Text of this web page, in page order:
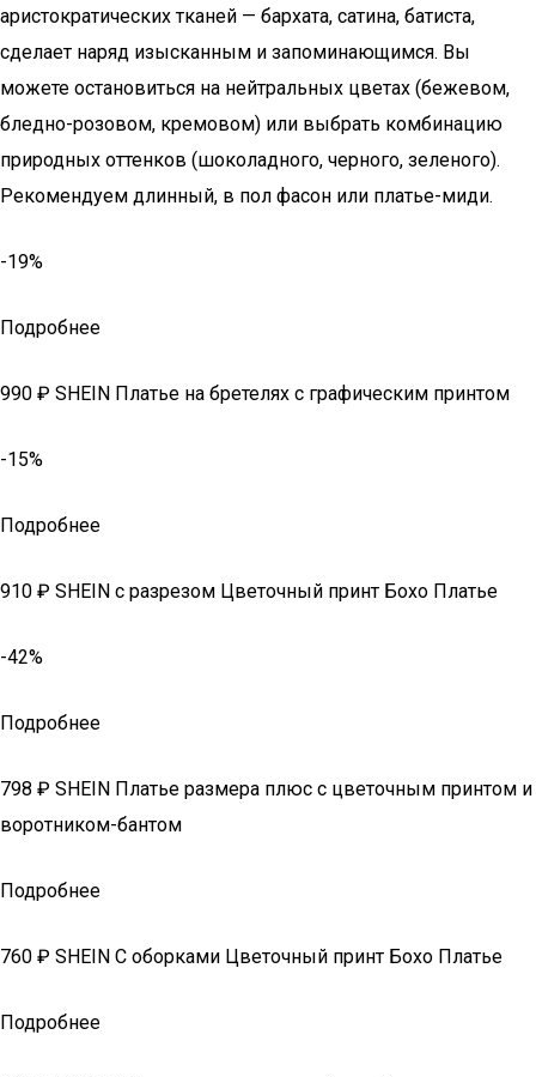
аристократических тканей — бархата, сатина, батиста,
сделает наряд изысканным и запоминающимся. Вы
можете остановиться на нейтральных цветах (бежевом,
бледно-розовом, кремовом) или выбрать комбинацию
природных оттенков (шоколадного, черного, зеленого).
Рекомендуем длинный, в пол фасон или платье-миди.
-19%
Подробнее
990 ₽ SHEIN Платье на бретелях с графическим принтом
-15%
Подробнее
910 ₽ SHEIN с разрезом Цветочный принт Бохо Платье
-42%
Подробнее
798 ₽ SHEIN Платье размера плюс с цветочным принтом и
воротником-бантом
Подробнее
760 ₽ SHEIN С оборками Цветочный принт Бохо Платье
Подробнее